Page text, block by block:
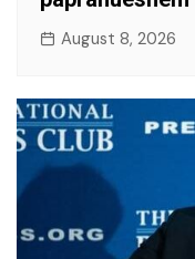
August 8, 2026